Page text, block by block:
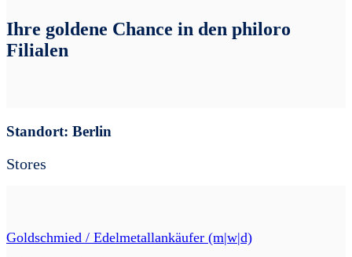
Ihre goldene Chance in den philoro
Filialen
Standort: Berlin
Stores
Goldschmied / Edelmetallankäufer (m|w|d)